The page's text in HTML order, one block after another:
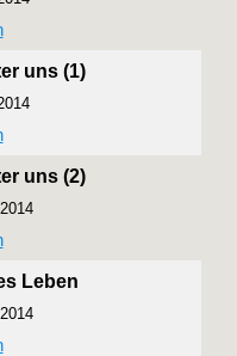
uns (1)
uns (2)
Leben